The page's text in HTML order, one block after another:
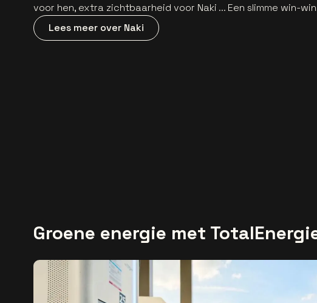
voor hen, extra zichtbaarheid voor Naki ... Een slimme win-
Lees meer over Naki
Groene energie met